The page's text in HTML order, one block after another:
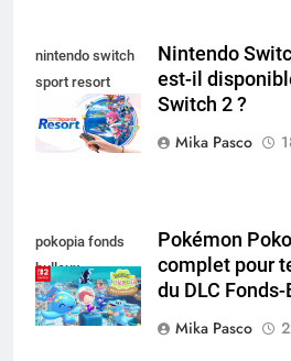
nintendo switch
sport resort
nintendo switch
Nintendo
est-il
Switch 2 ?
Mika Pasco
pokopia fonds
bulleux
Pokémon
complet pour
du DLC
Mika Pasco